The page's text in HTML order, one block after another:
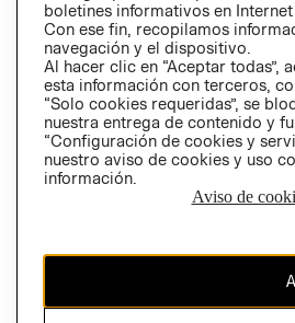
boletines informativos en
Con ese fin, recopilamos
navegación y el dispositivo.
Al hacer clic en “Aceptar todas”,
esta información con terceros,
“Solo cookies requeridas”, se
nuestra entrega de contenido y
“Configuración de cookies y
nuestro aviso de cookies y uso
información.
Aviso de